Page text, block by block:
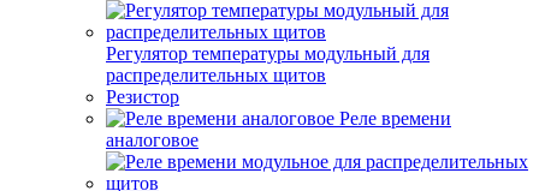
Регулятор температуры модульный для
распределительных щитов
Резистор
Реле времени
аналоговое